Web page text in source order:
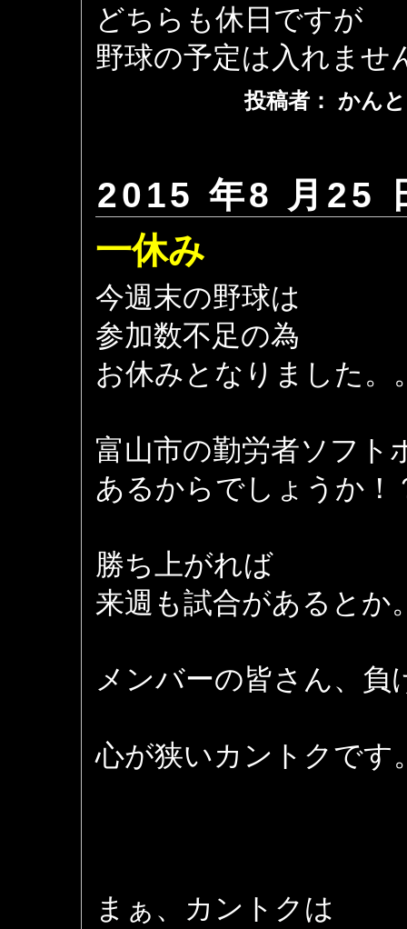
どちらも休日ですが
野球の予定は入れませ
投稿者： かん
2015 年8 月25
一休み
今週末の野球は
参加数不足の為
お休みとなりました。
富山市の勤労者ソフト
あるからでしょうか！
勝ち上がれば
来週も試合があるとか
メンバーの皆さん、負
心が狭いカントクです
まぁ、カントクは